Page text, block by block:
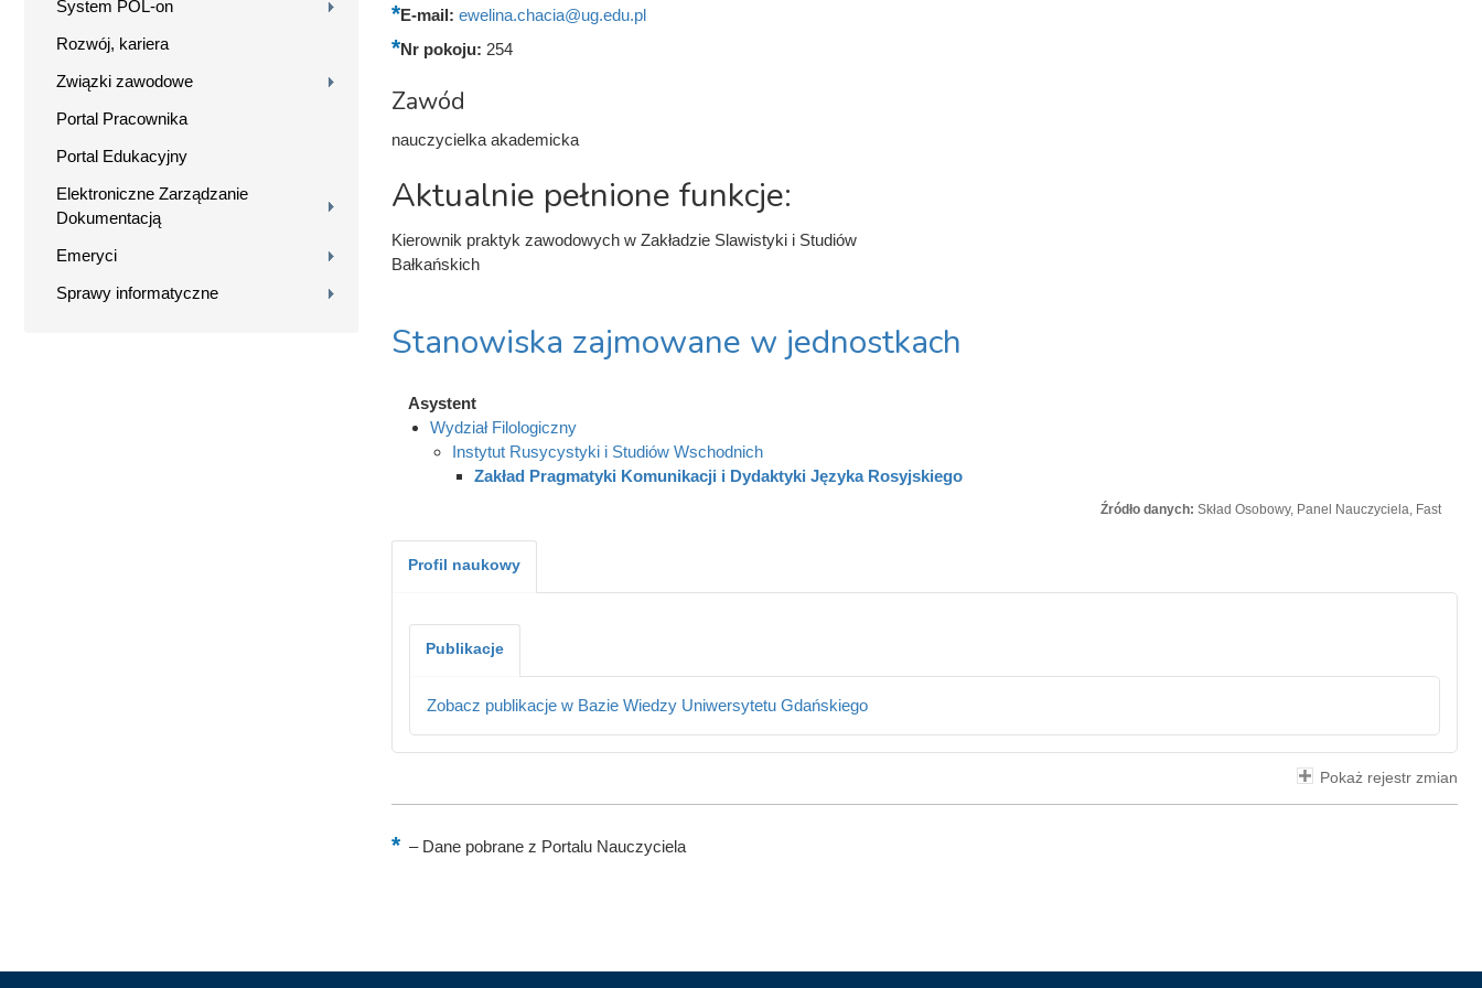
System POL-on
Rozwój, kariera
Związki zawodowe
Portal Pracownika
Portal Edukacyjny
Elektroniczne Zarządzanie
Dokumentacją
Emeryci
Sprawy informatyczne
E-mail: ewelina.chacia@ug.edu.pl
Nr pokoju: 254
Zawód
nauczycielka akademicka
Aktualnie pełnione funkcje:
Kierownik praktyk zawodowych w Zakładzie Slawistyki i Studiów
Bałkańskich
Stanowiska zajmowane w jednostkach
Asystent
Wydział Filologiczny
Instytut Rusycystyki i Studiów Wschodnich
Zakład Pragmatyki Komunikacji i Dydaktyki Języka Rosyjskiego
Źródło danych: Skład Osobowy, Panel Nauczyciela, Fast
Profil naukowy
Publikacje
Zobacz publikacje w Bazie Wiedzy Uniwersytetu Gdańskiego
Pokaż rejestr zmian
–Dane pobrane z Portalu Nauczyciela